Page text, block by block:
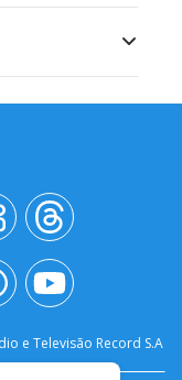
e Televisão Record S.A